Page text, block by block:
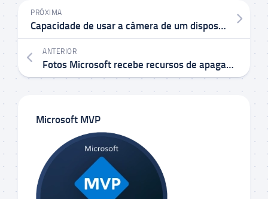
PRÓXIMA
Capacidade de usar a câmera de um dispositivo móvel como webcam em seu PC começa a ser implementada para os Windows Insiders
ANTERIOR
Fotos Microsoft recebe recursos de apagamento generativo e edição de IA, em dispositivos Arm64 e Windows 10
Microsoft MVP